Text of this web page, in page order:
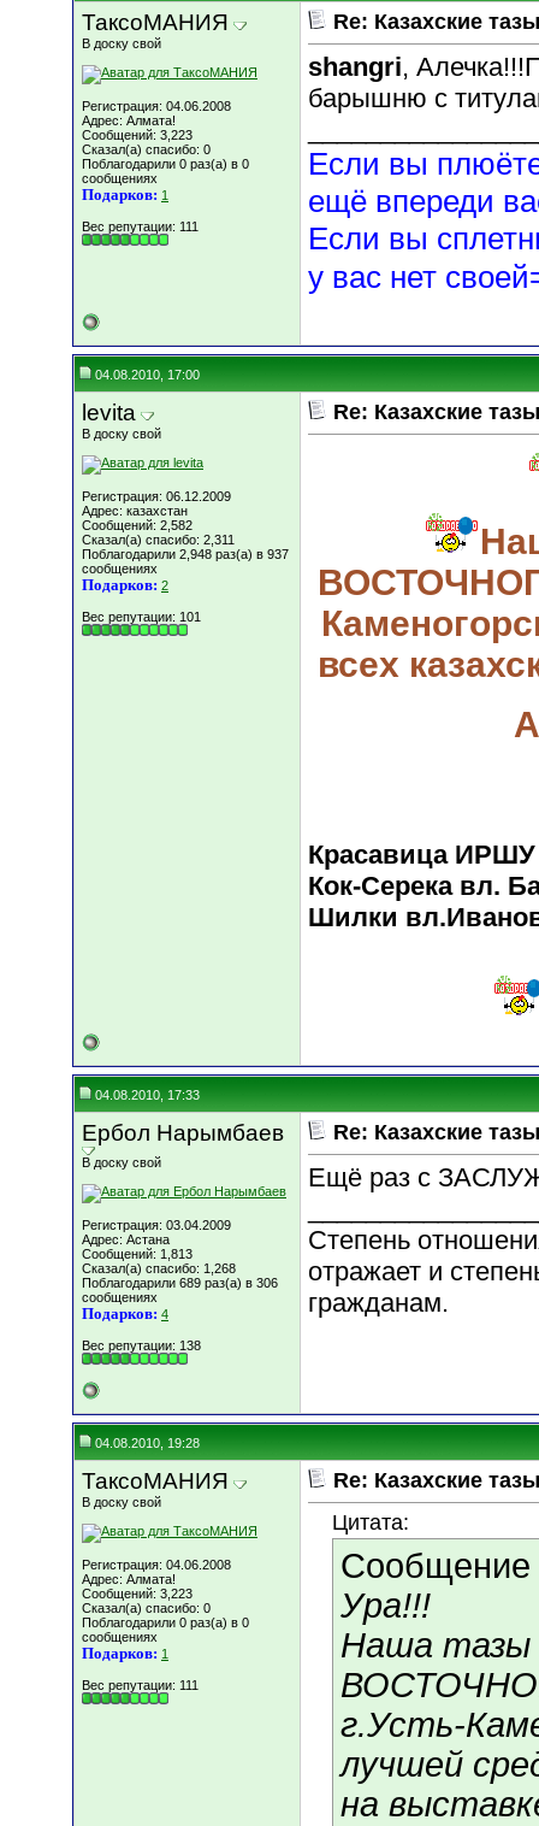
ТаксоМАНИЯ
В доску свой
Регистрация: 04.06.2008
Адрес: Алмата!
Сообщений: 3,223
Сказал(а) спасибо: 0
Поблагодарили 0 раз(а) в 0
сообщениях
Подарков: 1
Вес репутации: 111
Re: Казахские
shangri,
барышню с
Если вы
ещё впереди
Если вы
у вас нет
04.08.2010, 17:00
levita
В доску свой
Регистрация: 06.12.2009
Адрес: казахстан
Сообщений: 2,582
Сказал(а) спасибо: 2,311
Поблагодарили 2,948 раз(а) в 937
сообщениях
Подарков: 2
Вес репутации: 101
Re: Казахские
всех
Красавица ИРШУ
Кок-Серека вл.
Шилки
04.08.2010, 17:33
Ербол Нарымбаев
В доску свой
Регистрация: 03.04.2009
Адрес: Астана
Сообщений: 1,813
Сказал(а) спасибо: 1,268
Поблагодарили 689 раз(а) в 306
сообщениях
Подарков: 4
Вес репутации: 138
Re: Казахские
Ещё раз с
Степень
отражает и
гражданам.
04.08.2010, 19:28
ТаксоМАНИЯ
В доску свой
Регистрация: 04.06.2008
Адрес: Алмата!
Сообщений: 3,223
Сказал(а) спасибо: 0
Поблагодарили 0 раз(а) в 0
сообщениях
Подарков: 1
Вес репутации: 111
Re: Казахские
Цитата:
Сообщение
Ура!!!
Наша
г.Усть-
лучшей
на